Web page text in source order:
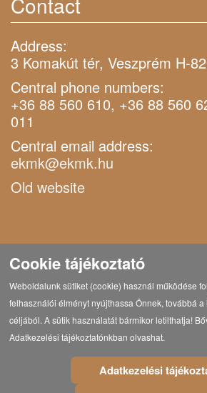
Address:
3 Komakút tér, Veszprém H-
Central phone numbers:
+36 88 560 610, +36 88 560
011
Central email address:
ekmk@ekmk.hu
Old website
Cookie tájékoztató
Weboldalunk sütiket (cookie) használ működése
felhasználói élményt nyújthassa Önnek, továbbá
céljából. A sütik használatát bármikor letilthatja!
Adatkezelési tájékoztatónkban olvashat.
Adatkezelési